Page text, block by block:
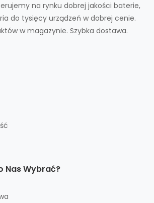
na rynku dobrej jakości baterie,
do tysięcy urządzeń w dobrej cenie.
w magazynie. Szybka dostawa.
Nas Wybrać?